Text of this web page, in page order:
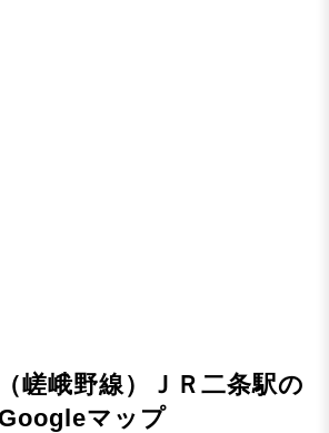
嵯峨野線）ＪＲ二条駅の
マップ